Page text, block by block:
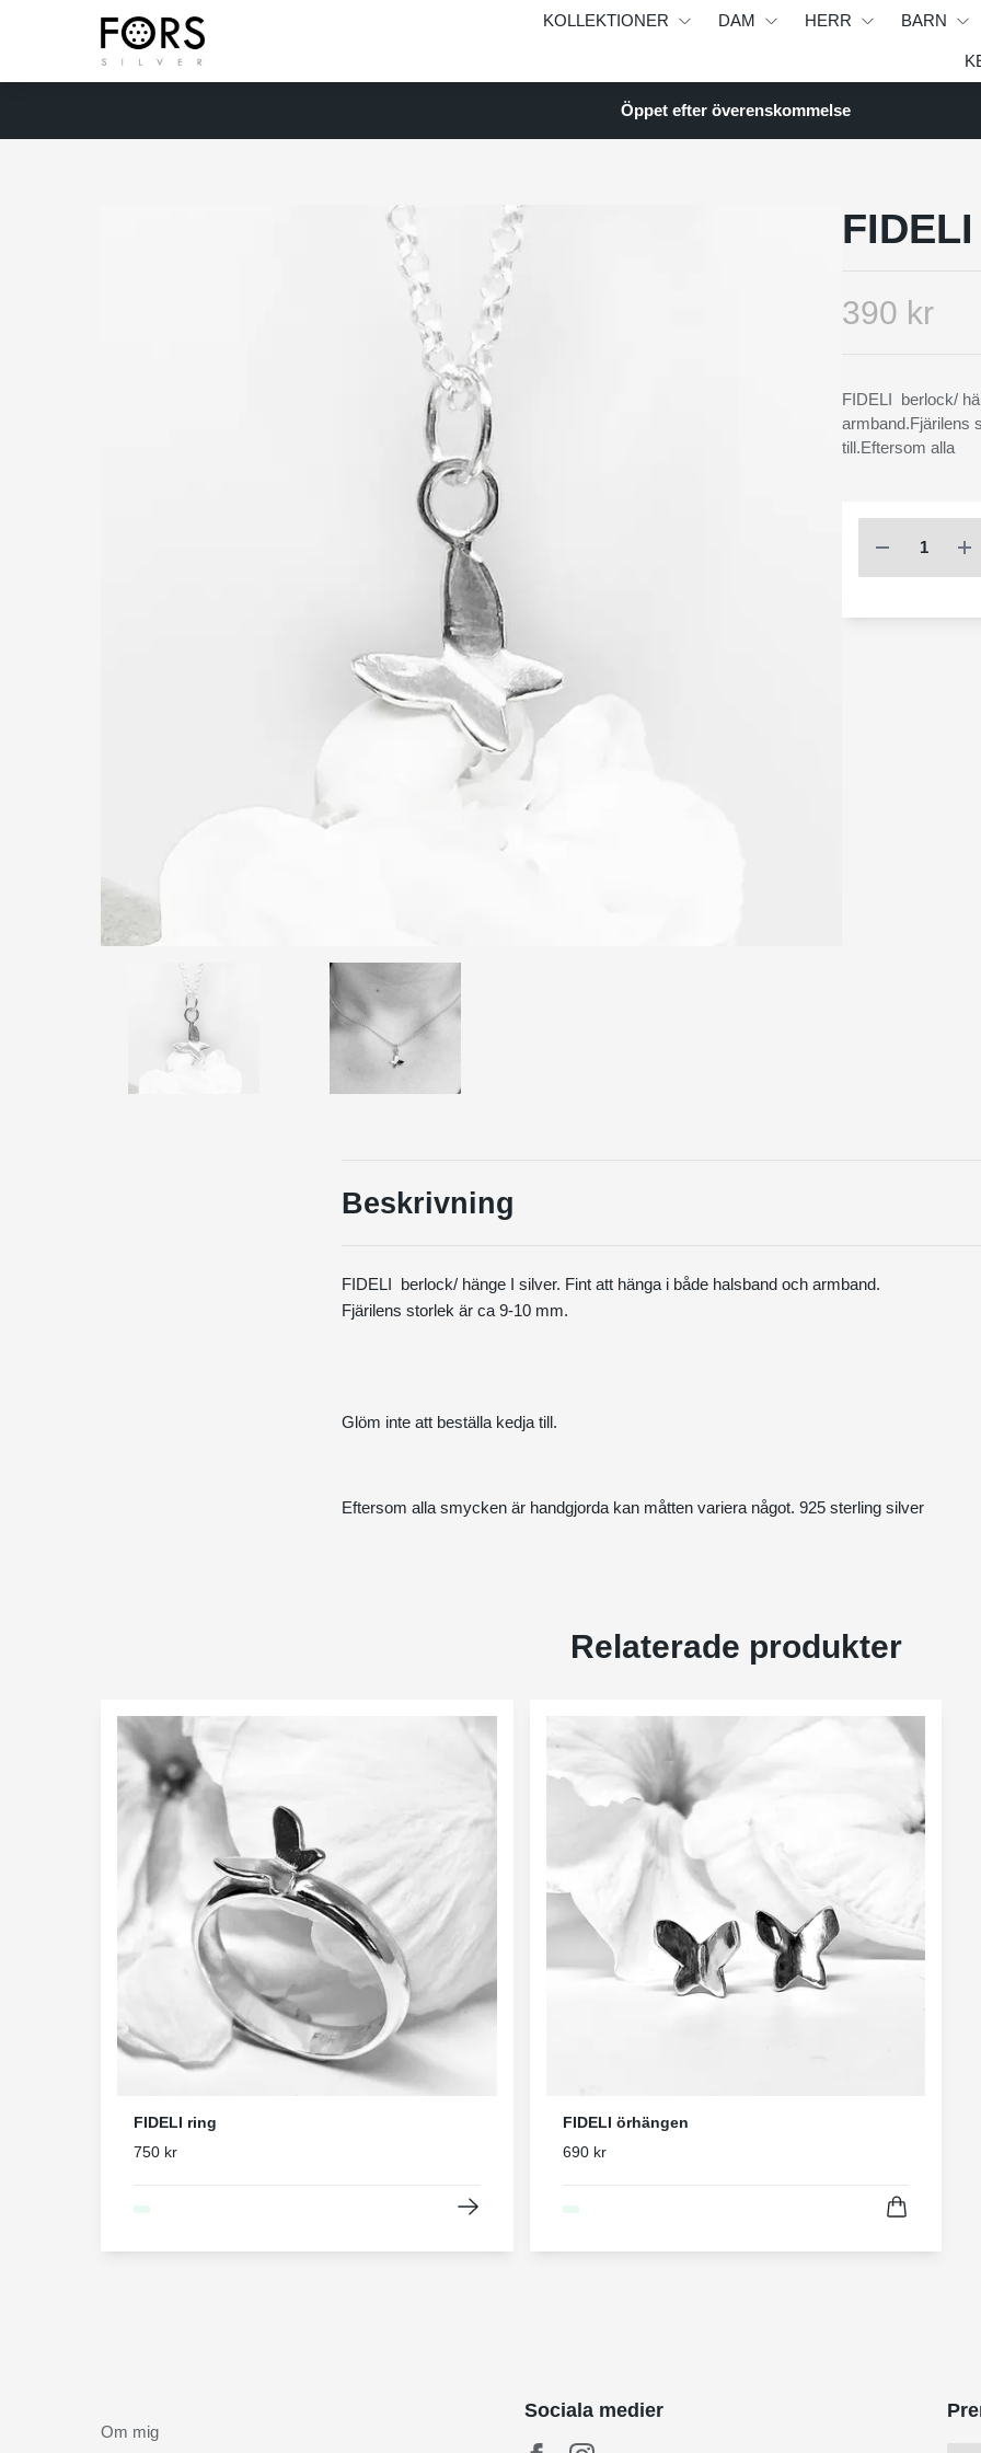
KOLLEKTIONER DAM HERR BARN
Öppet efter överenskommelse
390 kr
FIDELI berlock/
armband.Fjärilens
till.Eftersom alla
Beskrivning
FIDELI berlock/ hänge I silver. Fint att hänga i både halsband och armband.
Fjärilens storlek är ca 9-10 mm.
Glöm inte att beställa kedja till.
Eftersom alla smycken är handgjorda kan måtten variera något. 925 sterling silver
Relaterade produkter
FIDELI ring
750 kr
FIDELI örhängen
690 kr
Om mig
Sociala medier